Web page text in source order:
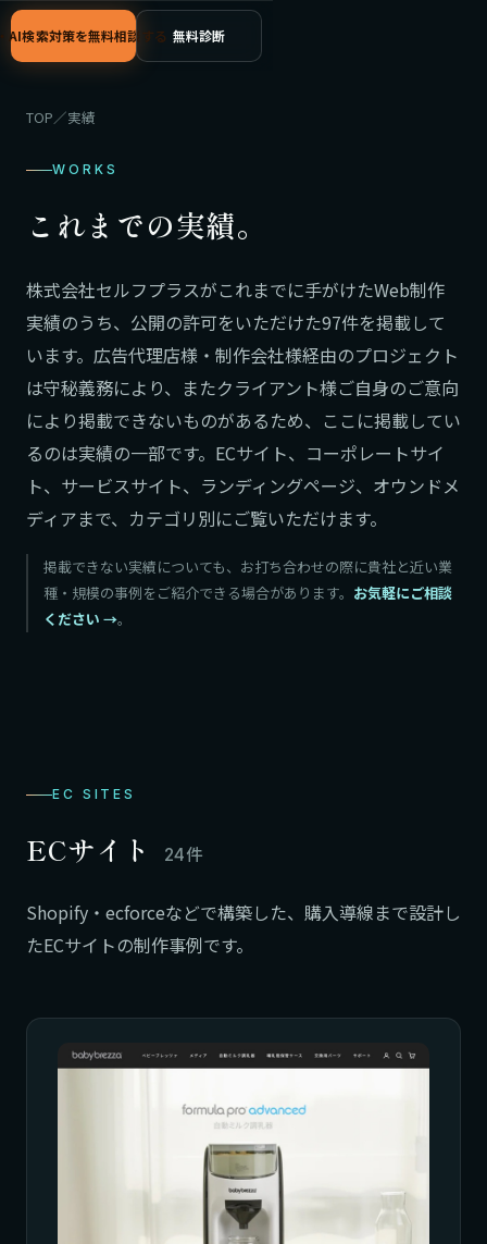
AI検索対策を無料相談する 無料診断
TOP／実績
WORKS
これまでの実績。
株式会社セルフプラスがこれまでに手がけたWeb制作
実績のうち、公開の許可をいただけた97件を掲載して
います。広告代理店様・制作会社様経由のプロジェクト
は守秘義務により、またクライアント様ご自身のご意向
により掲載できないものがあるため、ここに掲載してい
るのは実績の一部です。ECサイト、コーポレートサイ
ト、サービスサイト、ランディングページ、オウンドメ
ディアまで、カテゴリ別にご覧いただけます。
掲載できない実績についても、お打ち合わせの際に貴社と近い業
種・規模の事例をご紹介できる場合があります。 お気軽にご相談
ください
。
EC SITES
ECサイト 24件
Shopify・ecforceなどで構築した、購入導線まで設計し
たECサイトの制作事例です。